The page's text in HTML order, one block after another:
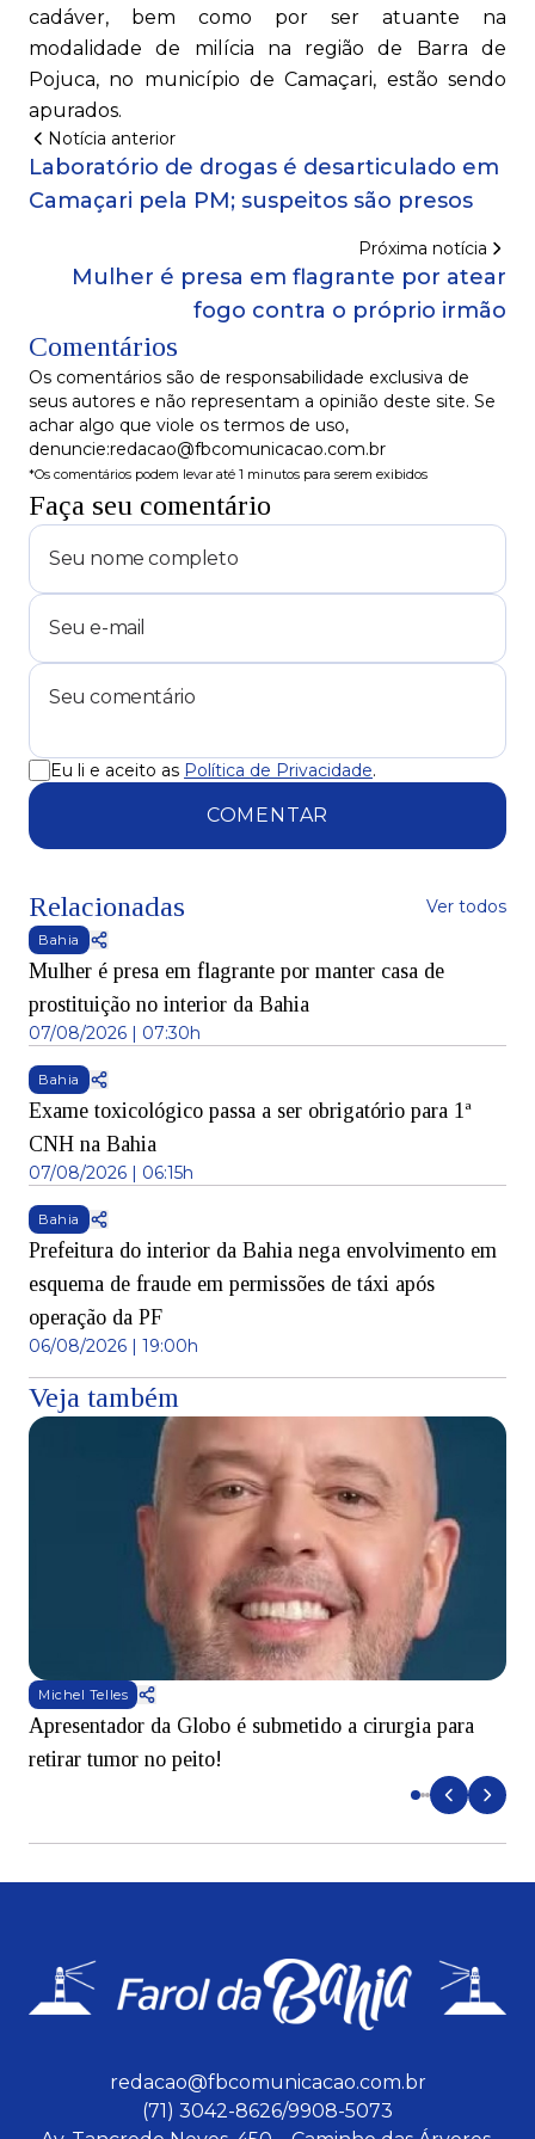
cadáver, bem como por ser atuante na
modalidade de milícia na região de Barra de
Pojuca, no município de Camaçari, estão sendo
apurados.
Notícia anterior
Laboratório de drogas é desarticulado em
Camaçari pela PM; suspeitos são presos
Próxima notícia
Mulher é presa em flagrante por atear
fogo contra o próprio irmão
Comentários
Os comentários são de responsabilidade exclusiva de
seus autores e não representam a opinião deste site. Se
achar algo que viole os termos de uso,
denuncie:redacao@fbcomunicacao.com.br
*Os comentários podem levar até 1 minutos para serem exibidos
Faça seu comentário
Eu li e aceito as Política de Privacidade.
COMENTAR
Relacionadas Ver todos
Bahia
Mulher é presa em flagrante por manter casa de
prostituição no interior da Bahia
07/08/2026 | 07:30h
Bahia
Exame toxicológico passa a ser obrigatório para 1ª
CNH na Bahia
07/08/2026 | 06:15h
Bahia
Prefeitura do interior da Bahia nega envolvimento em
esquema de fraude em permissões de táxi após
operação da PF
06/08/2026 | 19:00h
Veja também
Michel Telles
Apresentador da Globo é submetido a cirurgia para
retirar tumor no peito!
redacao@fbcomunicacao.com.br
(71) 3042-8626/9908-5073